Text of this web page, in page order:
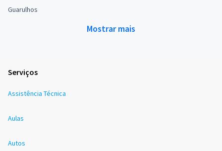
Guarulhos
Mostrar mais
Serviços
Assistência Técnica
Aulas
Autos